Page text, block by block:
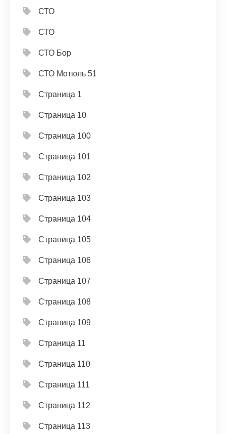
СТО
СТО
СТО Бор
СТО Мотюль 51
Страница 1
Страница 10
Страница 100
Страница 101
Страница 102
Страница 103
Страница 104
Страница 105
Страница 106
Страница 107
Страница 108
Страница 109
Страница 11
Страница 110
Страница 111
Страница 112
Страница 113